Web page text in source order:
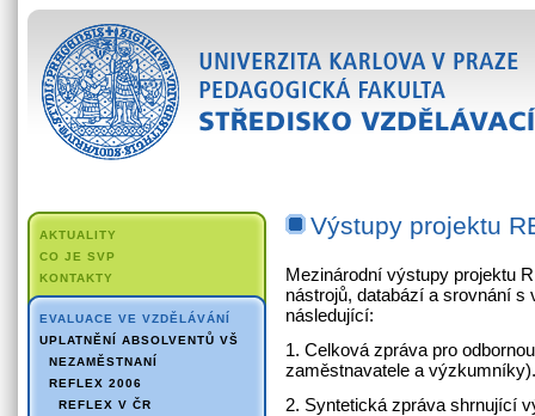
AKTUALITY
CO JE SVP
KONTAKTY
EVALUACE VE VZDĚLÁVÁNÍ
UPLATNĚNÍ ABSOLVENTŮ VŠ
NEZAMĚSTNANÍ
REFLEX 2006
REFLEX V ČR
Výstupy projektu
Mezinárodní výstupy projektu
nástrojů, databází a srovnání
následující:
1. Celková zpráva pro
zaměstnavatele a výzkumníky).
2. Syntetická zpráva shrnující